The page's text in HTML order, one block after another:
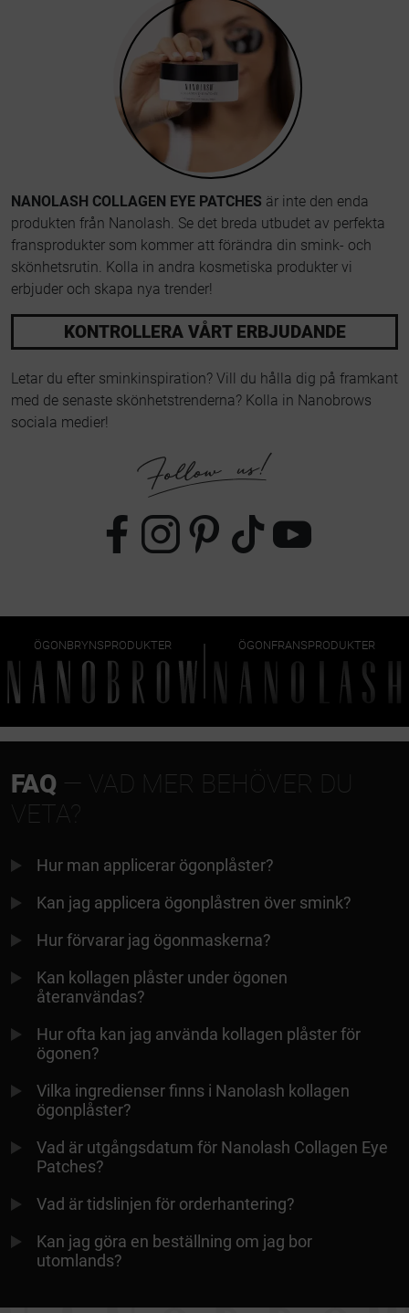
NANOLASH COLLAGEN EYE PATCHES är inte den enda
produkten från Nanolash. Se det breda utbudet av perfekta
fransprodukter som kommer att förändra din smink- och
skönhetsrutin. Kolla in andra kosmetiska produkter vi
erbjuder och skapa nya trender!
KONTROLLERA VÅRT ERBJUDANDE
Letar du efter sminkinspiration? Vill du hålla dig på framkant
med de senaste skönhetstrenderna? Kolla in Nanobrows
sociala medier!
ÖGONBRYNSPRODUKTER ÖGONFRANSPRODUKTER
FAQ — VAD MER BEHÖVER DU
VETA?
Hur man applicerar ögonplåster?
Kan jag applicera ögonplåstren över smink?
Hur förvarar jag ögonmaskerna?
Kan kollagen plåster under ögonen
återanvändas?
Hur ofta kan jag använda kollagen plåster för
ögonen?
Vilka ingredienser finns i Nanolash kollagen
ögonplåster?
Vad är utgångsdatum för Nanolash Collagen Eye
Patches?
Vad är tidslinjen för orderhantering?
Kan jag göra en beställning om jag bor
utomlands?